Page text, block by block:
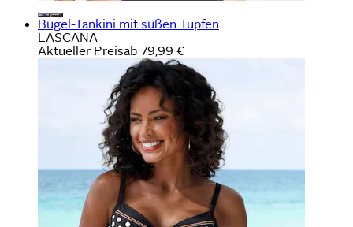
Bügel-Tankini mit süßen Tupfen
LASCANA
Aktueller Preisab 79,99 €